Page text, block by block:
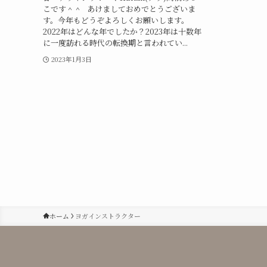
こです＾＾ あけましておめでとうございま
す。今年もどうぞよろしくお願いします。
2022年はどんな年でしたか？2023年は十数年
に一度訪れる時代の転換期と言われてい...
2023年1月3日
ホーム ヨガインストラクター